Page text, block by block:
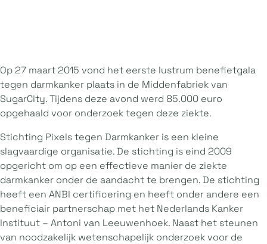
Op 27 maart 2015 vond het eerste lustrum benefietgala
tegen darmkanker plaats in de Middenfabriek van
SugarCity. Tijdens deze avond werd 85.000 euro
opgehaald voor onderzoek tegen deze ziekte.
Stichting Pixels tegen Darmkanker is een kleine
slagvaardige organisatie. De stichting is eind 2009
opgericht om op een effectieve manier de ziekte
darmkanker onder de aandacht te brengen. De stichting
heeft een ANBI certificering en heeft onder andere een
beneficiair partnerschap met het Nederlands Kanker
Instituut – Antoni van Leeuwenhoek. Naast het steunen
van noodzakelijk wetenschapelijk onderzoek voor de